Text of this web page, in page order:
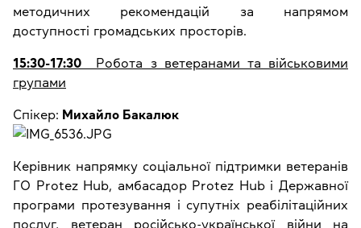
методичних рекомендацій за напрямом
доступності громадських просторів.
15:30-17:30 Робота з ветеранами та військовими
групами
Спікер: Михайло Бакалюк
Керівник напрямку соціальної підтримки ветеранів
ГО Protez Hub, амбасадор Protez Hub і Державної
програми протезування і супутніх реабілітаційних
послуг, ветеран російсько-української війни на